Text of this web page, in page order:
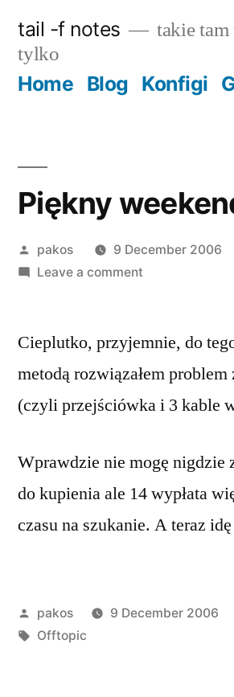
content
tail -f notes
takie
tylko
Home Blog Konfigi
Piękny
Posted
by
pakos
9 December 2006
Leave a commenton
:)
Cieplutko, przyjemnie, do
metodą rozwiązałem
(czyli przejściówka i 3 kable
Wprawdzie nie mogę nigdzie
do kupienia ale 14 wypłata
czasu na szukanie. A teraz
Posted
by
pakos 9 December 2006
Tags:
Offtopic